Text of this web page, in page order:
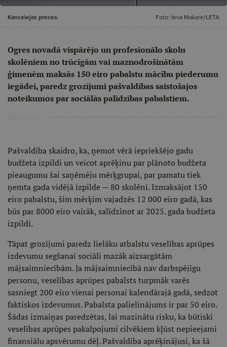
Kancelejas preces. Foto: Ieva Makare/LETA
Ogres novadā vispārējo un profesionālo skolu
skolēniem no trūcīgām vai maznodrošinātām
ģimenēm maksās 150 eiro pabalstu mācību piederumu
iegādei, paredz grozījumi pašvaldības saistošajos
noteikumos par sociālās palīdzības pabalstiem.
Pašvaldība skaidro, ka, ņemot vērā iepriekšējo gadu
budžeta izpildi un veicot aprēķinu par plānoto budžeta
pieaugumu šai saņēmēju mērķgrupai, par pamatu tiek
ņemta gada vidējā izpilde — 80 skolēni. Izmaksājot 150
eiro pabalstu, šim mērķim vajadzēs 12 000 eiro gadā, kas
būs par 8000 eiro vairāk, salīdzinot ar 2025. gada budžeta
izpildi.
Tāpat grozījumi paredz lielāku atbalstu veselības aprūpes
izdevumu segšanai sociāli mazāk aizsargātām
mājsaimniecībām. Ja mājsaimniecībā nav darbspējīgu
personu, veselības aprūpes pabalsts turpmāk varēs
sasniegt 200 eiro vienai personai kalendārajā gadā, sedzot
faktiskos izdevumus. Pabalsta palielinājums ir par 50 eiro.
Šādas izmaiņas paredzētas, lai mazinātu risku, ka būtiski
veselības aprūpes pakalpojumi cilvēkiem kļūst nepieejami
finansiālu apsvērumu dēļ. Pašvaldība aprēķinājusi, ka šā